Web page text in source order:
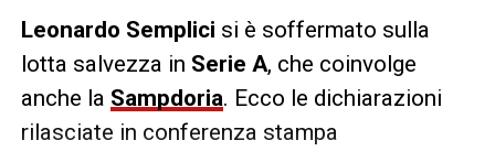
Leonardo Semplici si è soffermato sulla
lotta salvezza in Serie A, che coinvolge
anche la Sampdoria. Ecco le dichiarazioni
rilasciate in conferenza stampa